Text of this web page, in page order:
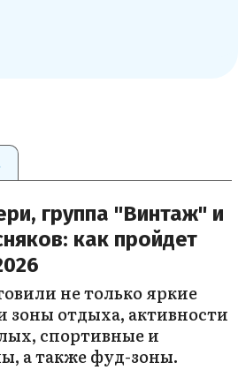
группа "Винтаж" и
как пройдет
не только яркие
зоны отдыха, активности
спортивные и
а также фуд-зоны.